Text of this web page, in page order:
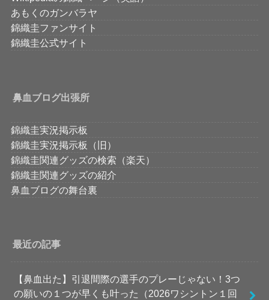
あもくのガンバラヤ
錦織圭ファンサイト
錦織圭公式サイト
鼻血ブログ出張所
錦織圭実況掲示板
錦織圭実況掲示板（旧）
錦織圭関連グッズの検索（楽天）
錦織圭関連グッズの紹介
鼻血ブログの舞台裏
最近の記事
【鼻血出た】引退間際の選手のプレーじゃない！3つ
の願いの１つが早くも叶った（2026ワシントン１回